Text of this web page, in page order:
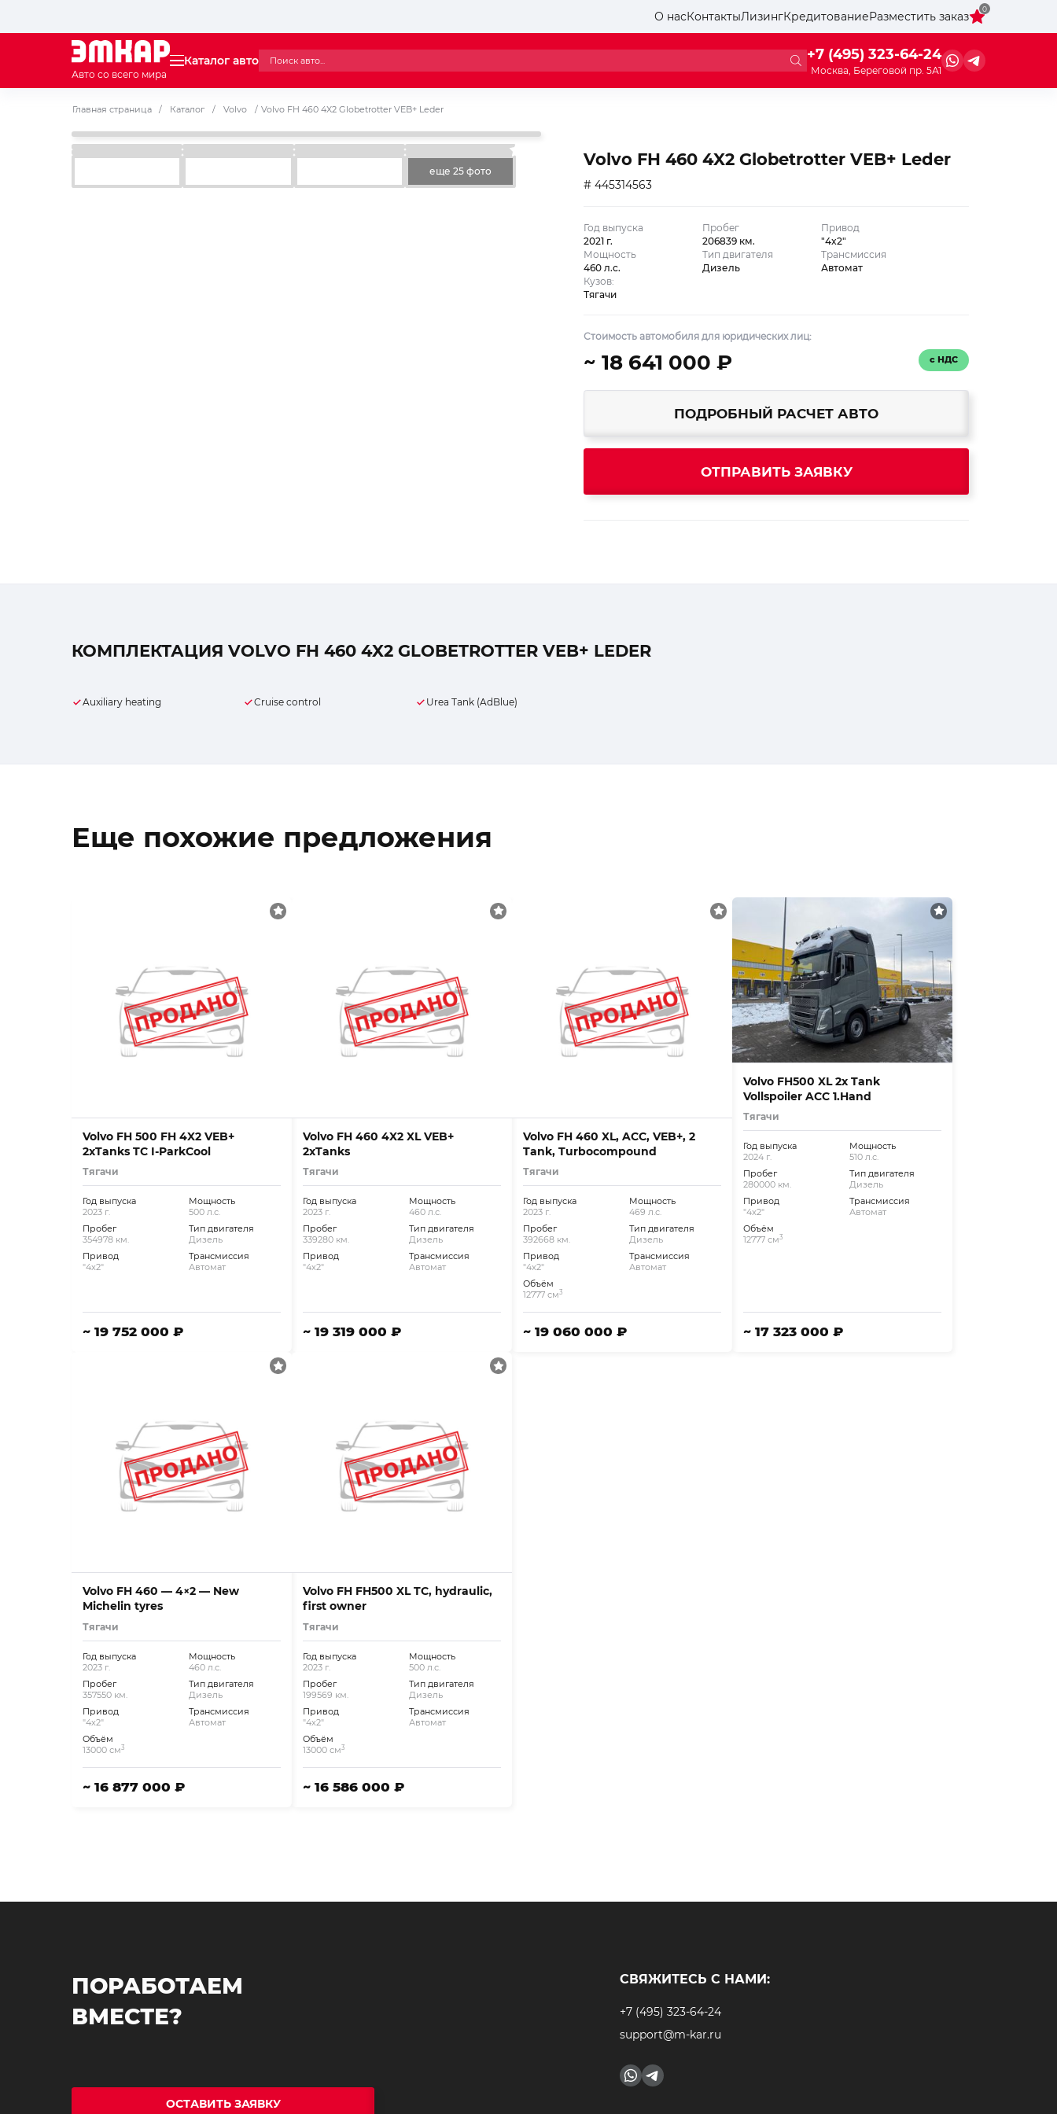
О насКонтактыЛизингКредитованиеРазместить заказ
0
Авто со всего мира
Каталог авто +7 (495) 323-64-24
Москва, Береговой пр. 5А1
Главная страница / Каталог / Volvo / Volvo FH 460 4X2 Globetrotter VEB+ Leder
еще 25 фото
Volvo FH 460 4X2 Globetrotter VEB+ Leder
# 445314563
Год выпуска
2021 г.
Пробег
206839 км.
Привод
"4x2"
Мощность
460 л.с.
Тип двигателя
Дизель
Трансмиссия
Автомат
Кузов:
Тягачи
Стоимость автомобиля для юридических лиц:
~ 18 641 000 ₽ с НДС
ПОДРОБНЫЙ РАСЧЕТ АВТО
ОТПРАВИТЬ ЗАЯВКУ
КОМПЛЕКТАЦИЯ VOLVO FH 460 4X2 GLOBETROTTER VEB+ LEDER
Auxiliary heating Cruise control Urea Tank (AdBlue)
Еще похожие предложения
Volvo FH 500 FH 4X2 VEB+
2xTanks TC I-ParkCool
Тягачи
Год выпуска
2023 г.
Пробег
354978 км.
Привод
"4x2"
Мощность
500 л.с.
Тип двигателя
Дизель
Трансмиссия
Автомат
~ 19 752 000 ₽
Volvo FH 460 4X2 XL VEB+
2xTanks
Тягачи
Год выпуска
2023 г.
Пробег
339280 км.
Привод
"4x2"
Мощность
460 л.с.
Тип двигателя
Дизель
Трансмиссия
Автомат
~ 19 319 000 ₽
Volvo FH 460 XL, ACC, VEB+, 2
Tank, Turbocompound
Тягачи
Год выпуска
2023 г.
Пробег
392668 км.
Привод
"4x2"
Объём
12777 см3
Мощность
469 л.с.
Тип двигателя
Дизель
Трансмиссия
Автомат
~ 19 060 000 ₽
Volvo FH500 XL 2x Tank
Vollspoiler ACC 1.Hand
Тягачи
Год выпуска
2024 г.
Пробег
280000 км.
Привод
"4x2"
Объём
12777 см3
Мощность
510 л.с.
Тип двигателя
Дизель
Трансмиссия
Автомат
~ 17 323 000 ₽
Volvo FH 460 — 4×2 — New
Michelin tyres
Тягачи
Год выпуска
2023 г.
Пробег
357550 км.
Привод
"4x2"
Объём
13000 см3
Мощность
460 л.с.
Тип двигателя
Дизель
Трансмиссия
Автомат
~ 16 877 000 ₽
Volvo FH FH500 XL TC, hydraulic,
first owner
Тягачи
Год выпуска
2023 г.
Пробег
199569 км.
Привод
"4x2"
Объём
13000 см3
Мощность
500 л.с.
Тип двигателя
Дизель
Трансмиссия
Автомат
~ 16 586 000 ₽
ПОРАБОТАЕМ
ВМЕСТЕ?
ОСТАВИТЬ ЗАЯВКУ
СВЯЖИТЕСЬ С НАМИ:
+7 (495) 323-64-24
support@m-kar.ru